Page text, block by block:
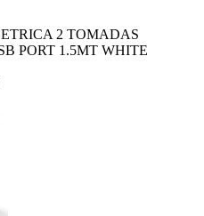
2 TOMADAS
PORT 1.5MT WHITE